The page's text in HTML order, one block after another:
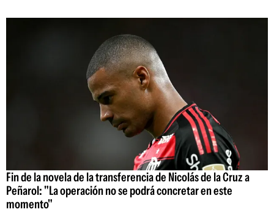
Fin de la novela de la transferencia de Nicolás de la Cruz a
Peñarol: "La operación no se podrá concretar en este
momento"